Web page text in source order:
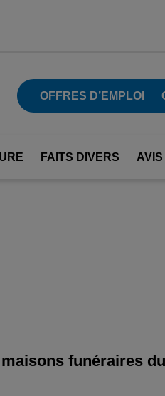
OFFRES D’EMPLOI
FAITS DIVERS
funéraires